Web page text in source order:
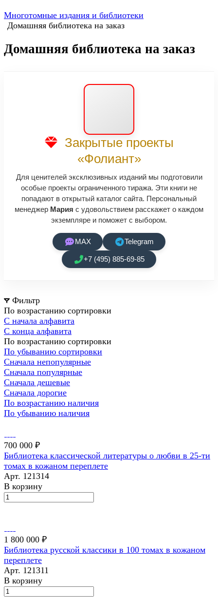
Многотомные издания и библиотеки
Домашняя библиотека на заказ
Домашняя библиотека на заказ
Закрытые проекты
«Фолиант»
Для ценителей эксклюзивных изданий мы подготовили
особые проекты ограниченного тиража. Эти книги не
попадают в открытый каталог сайта. Персональный
менеджер Мария с удовольствием расскажет о каждом
экземпляре и поможет с выбором.
MAX Telegram
+7 (495) 885-69-85
Фильтр
По возрастанию сортировки
С начала алфавита
С конца алфавита
По возрастанию сортировки
По убыванию сортировки
Сначала непопулярные
Сначала популярные
Сначала дешевые
Сначала дорогие
По возрастанию наличия
По убыванию наличия
700 000 ₽
Библиотека классической литературы о любви в 25-ти
томах в кожаном переплете
Арт. 121314
В корзину
1 800 000 ₽
Библиотека русской классики в 100 томах в кожаном
переплете
Арт. 121311
В корзину